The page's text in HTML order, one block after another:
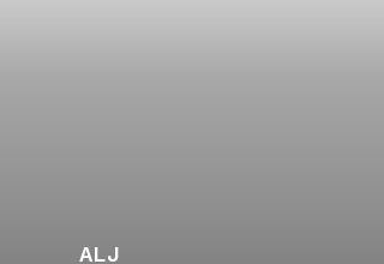
ALJ